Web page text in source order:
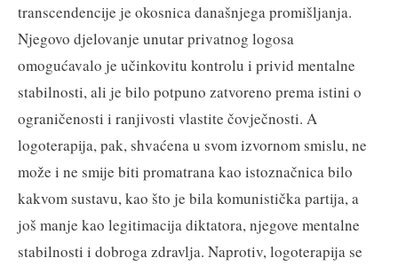
transcendencije je okosnica današnjega promišljanja.
Njegovo djelovanje unutar privatnog logosa
omogućavalo je učinkovitu kontrolu i privid mentalne
stabilnosti, ali je bilo potpuno zatvoreno prema istini o
ograničenosti i ranjivosti vlastite čovječnosti. A
logoterapija, pak, shvaćena u svom izvornom smislu, ne
može i ne smije biti promatrana kao istoznačnica bilo
kakvom sustavu, kao što je bila komunistička partija, a
još manje kao legitimacija diktatora, njegove mentalne
stabilnosti i dobroga zdravlja. Naprotiv, logoterapija se